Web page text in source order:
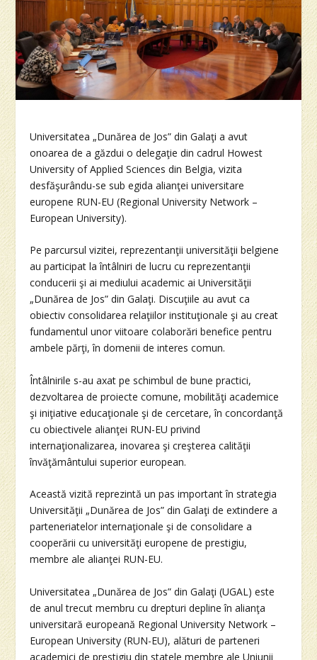
Universitatea „Dunărea de Jos” din Galaţi a avut
onoarea de a găzdui o delegaţie din cadrul Howest
University of Applied Sciences din Belgia, vizita
desfăşurându-se sub egida alianţei universitare
europene RUN-EU (Regional University Network –
European University).
Pe parcursul vizitei, reprezentanţii universităţii belgiene
au participat la întâlniri de lucru cu reprezentanţii
conducerii şi ai mediului academic ai Universităţii
„Dunărea de Jos” din Galaţi. Discuţiile au avut ca
obiectiv consolidarea relaţiilor instituţionale şi au creat
fundamentul unor viitoare colaborări benefice pentru
ambele părţi, în domenii de interes comun.
Întâlnirile s-au axat pe schimbul de bune practici,
dezvoltarea de proiecte comune, mobilităţi academice
şi iniţiative educaţionale şi de cercetare, în concordanţă
cu obiectivele alianţei RUN-EU privind
internaţionalizarea, inovarea şi creşterea calităţii
învăţământului superior european.
Această vizită reprezintă un pas important în strategia
Universităţii „Dunărea de Jos” din Galaţi de extindere a
parteneriatelor internaţionale şi de consolidare a
cooperării cu universităţi europene de prestigiu,
membre ale alianţei RUN-EU.
Universitatea „Dunărea de Jos” din Galaţi (UGAL) este
de anul trecut membru cu drepturi depline în alianţa
universitară europeană Regional University Network –
European University (RUN-EU), alături de parteneri
academici de prestigiu din statele membre ale Uniunii